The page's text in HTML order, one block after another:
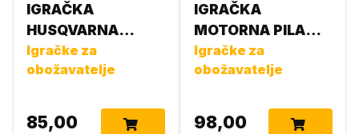
IGRAČKA
HUSQVARNA
KOMPLET
(TESTERA,KACIGA
8201
Igračke za
obožavatelje
85,00
IGRAČKA
MOTORNA PILA
0421 600 0053
Igračke za
obožavatelje
98,00